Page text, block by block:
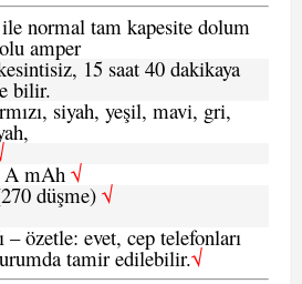
normal tam kapesite dolum
amper
15 saat 40 dakikaya
bilir.
siyah, yeşil, mavi, gri,
A mAh√
düşme) √
– özetle: evet, cep telefonları
tamir edilebilir.√